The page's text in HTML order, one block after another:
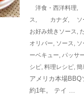
洋食・西洋料理,
ス, カナダ, ソ
お好み焼きソース,
オリバー, ソース, ソ
ーベキュー, パッサ
シピ, 料理レシピ, 簡
アメリカ本場
約1年。 テイ …